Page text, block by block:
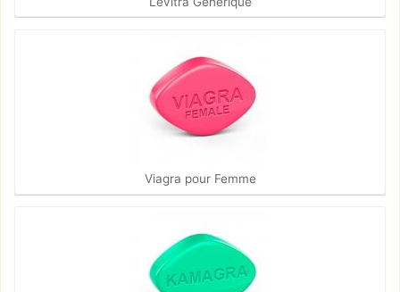
Viagra pour Femme